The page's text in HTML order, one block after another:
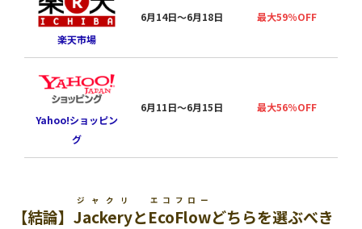
楽天市場
6月14日〜6月18日 最大59％OFF
Yahoo!ショッピン
グ
6月11日〜6月15日 最大56％OFF
【結論】 Jackery
ジャクリ
とEcoFlow
エコフロー
どちらを選ぶべき